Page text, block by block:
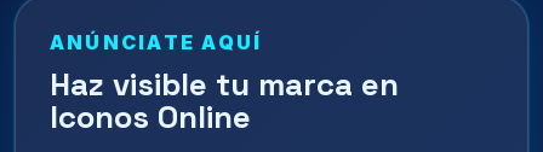
ANÚNCIATE AQUÍ
Haz visible tu marca en
Iconos Online